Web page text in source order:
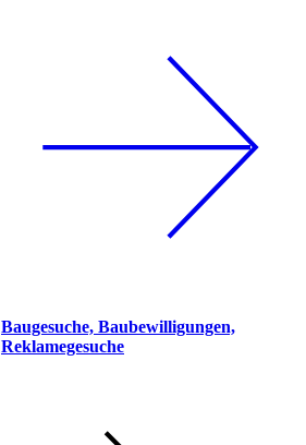
Baugesuche, Baubewilligungen,
Reklamegesuche